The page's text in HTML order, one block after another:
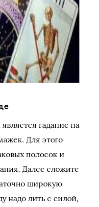
гадание на
Для этого
полосок и
Далее сложите
широкую
надо лить с силой,